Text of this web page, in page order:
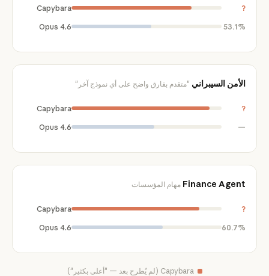
Capybara ?
Opus 4.6 53.1%
الأمن السيبراني "متقدم بفارق واضح على أي نموذج آخر"
Capybara ?
Opus 4.6 —
Finance Agent مهام المؤسسات
Capybara ?
Opus 4.6 60.7%
Capybara (لم يُطرح بعد — "أعلى بكثير")